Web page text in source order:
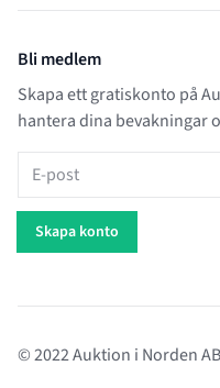
Bli medlem
Skapa ett gratiskonto på
hantera dina bevakningar
E-post
Skapa konto
© 2022 Auktion i Norden